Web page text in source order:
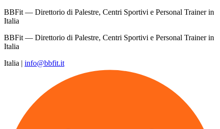
BBFit — Direttorio di Palestre, Centri Sportivi e Personal Trainer in
Italia
BBFit — Direttorio di Palestre, Centri Sportivi e Personal Trainer in
Italia
Italia | info@bbfit.it